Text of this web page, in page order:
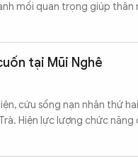
mối quan trọng giúp thân
tại Mũi Nghê
cứu sống nạn nhân thứ
Hiện lực lượng chức năng